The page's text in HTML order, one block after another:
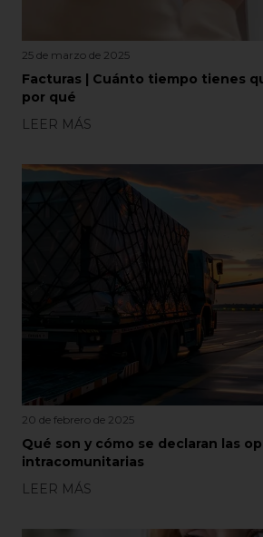
25 de marzo de 2025
Facturas | Cuánto tiempo tienes
por qué
LEER MÁS
20 de febrero de 2025
Qué son y cómo se declaran las
intracomunitarias
LEER MÁS